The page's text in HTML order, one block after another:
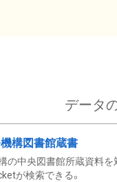
データ
構図書館蔵書
の中央図書館所蔵資料
が検索できる。